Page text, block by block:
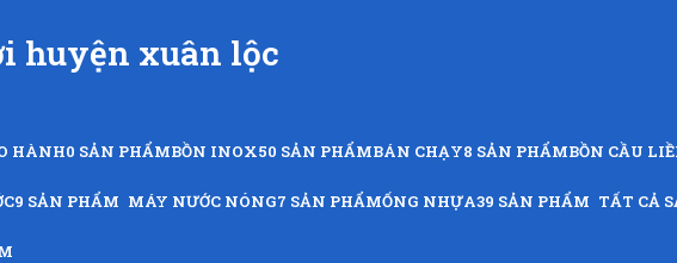
huyện xuân lộc
HÀNH0 SẢN PHẨMBỒN INOX50 SẢN PHẨMBÁN CHẠY8 SẢN PHẨMBỒN CẦU
9 SẢN PHẨM MÁY NƯỚC NÓNG7 SẢN PHẨMỐNG NHỰA39 SẢN PHẨM TẤT CẢ